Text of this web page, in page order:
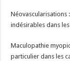
Néovascularisations
indésirables dans
Maculopathie
particulier dans les